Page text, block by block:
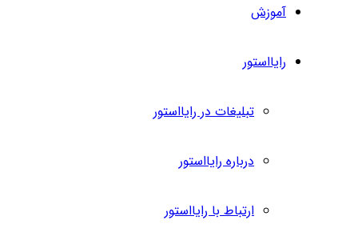
آموزش
رایااستور
تبلیغات در رایااستور
درباره رایااستور
ارتباط با رایااستور